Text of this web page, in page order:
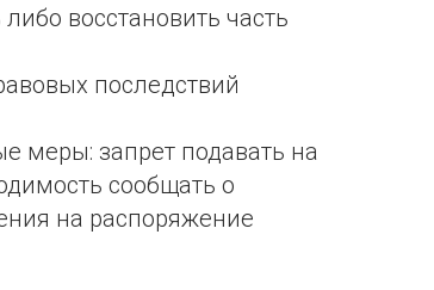
восстановить часть
последствий
меры: запрет подавать на
сообщать о
на распоряжение